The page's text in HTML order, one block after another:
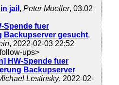
jail , Peter Mueller, 03.02
Spende fuer
Backupserver gesucht,
, 2022-02-03 22:52
ups>
HW-Spende fuer
Backupserver
Lestinsky, 2022-02-